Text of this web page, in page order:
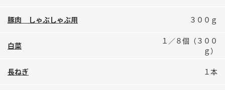
豚肉 しゃぶしゃぶ用 ３００ｇ
白菜
１／８個（３００
ｇ）
長ねぎ １本